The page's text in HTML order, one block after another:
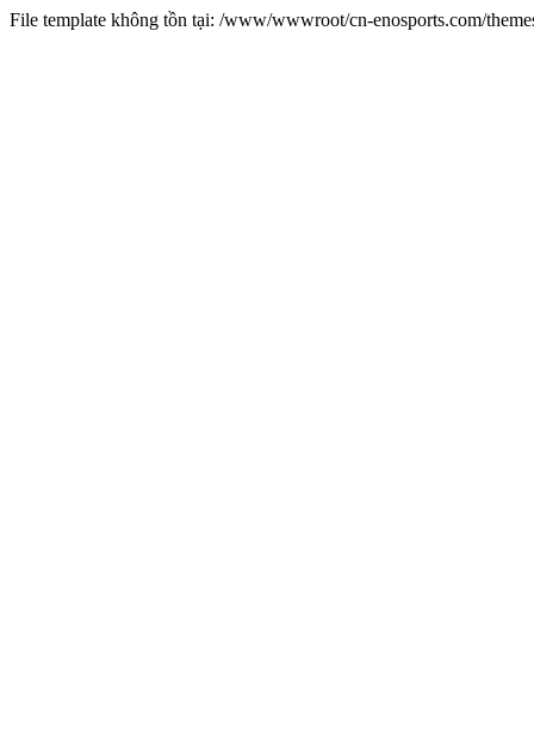
File template không tồn tại: /www/wwwroot/cn-enosports.com/